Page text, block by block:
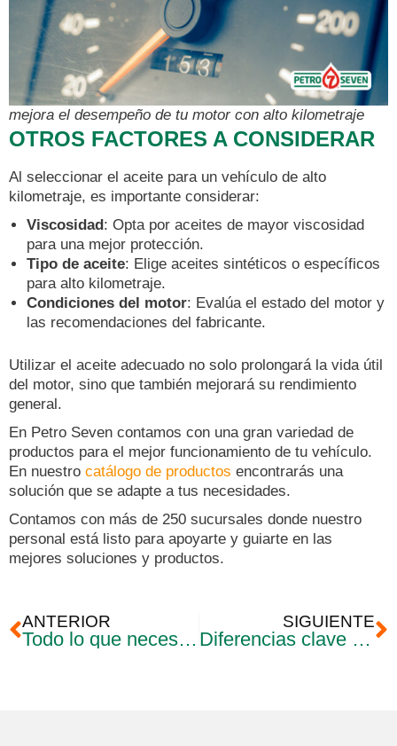
mejora el desempeño de tu motor con alto kilometraje
OTROS FACTORES A CONSIDERAR
Al seleccionar el aceite para un vehículo de alto
kilometraje, es importante considerar:
Viscosidad: Opta por aceites de mayor viscosidad
para una mejor protección.
Tipo de aceite: Elige aceites sintéticos o específicos
para alto kilometraje.
Condiciones del motor: Evalúa el estado del motor y
las recomendaciones del fabricante.
Utilizar el aceite adecuado no solo prolongará la vida útil
del motor, sino que también mejorará su rendimiento
general.
En Petro Seven contamos con una gran variedad de
productos para el mejor funcionamiento de tu vehículo.
En nuestro catálogo de productos encontrarás una
solución que se adapte a tus necesidades.
Contamos con más de 250 sucursales donde nuestro
personal está listo para apoyarte y guiarte en las
mejores soluciones y productos.
Ant
ANTERIOR
Todo lo que necesitas saber sobre el aceite 5W30 para tu vehículo
SIGUIENTE
Diferencias clave entre el refrigerante y el anticongelante: lo que debes saber